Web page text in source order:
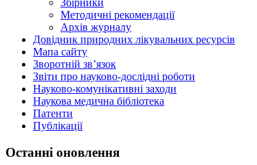
Збірники
Методичні рекомендації
Архів журналу
Довідник природних лікувальних ресурсів
Мапа сайту
Зворотній зв’язок
Звіти про науково-дослідні роботи
Науково-комунікативні заходи
Наукова медична бібліотека
Патенти
Публікації
Останні оновлення